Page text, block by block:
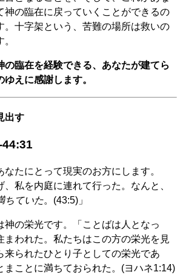
神の臨在に戻っていくことができるの
。十字架という、苦難の場所は救いの
の臨在を経験できる、あなたが建てら
えに感謝します。
出す
44:31
たにとって現実のお方にします。
、私を内庭に連れて行った。なんと、
ちていた。(43:5)」
神の栄光です。「ことばは人となっ
まわれた。私たちはこの方の栄光を見
来られたひとり子としての栄光であ
まことに満ちておられた。(ヨハネ1:14)